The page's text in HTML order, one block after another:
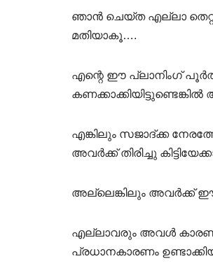
ഞാൻ ചെയ്ത എല്ലാ
മതിയാകൂ….
എന്റെ ഈ പ്ലാനിംഗ്
എങ്കിലും സജാദ്ക്ക
അവർക്ക് തിരിച്ചു
അല്ലെങ്കിലും അവർക്ക് ഈ
എല്ലാവരും അവൾ
പ്രധാനകാരണം